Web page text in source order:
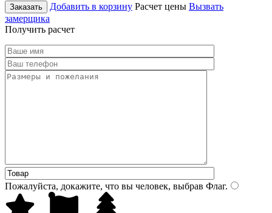
Заказать Добавить в корзину Расчет цены Вызвать
замерщика
Получить расчет
Пожалуйста, докажите, что вы человек, выбрав Флаг.